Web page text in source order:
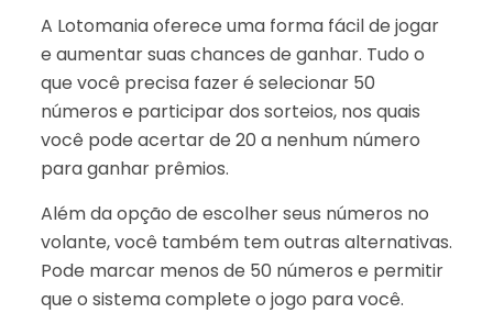
A Lotomania oferece uma forma fácil de jogar
e aumentar suas chances de ganhar. Tudo o
que você precisa fazer é selecionar 50
números e participar dos sorteios, nos quais
você pode acertar de 20 a nenhum número
para ganhar prêmios.
Além da opção de escolher seus números no
volante, você também tem outras alternativas.
Pode marcar menos de 50 números e permitir
que o sistema complete o jogo para você.